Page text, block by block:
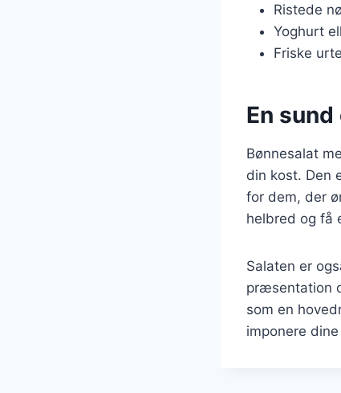
Ristede
Yoghurt
Friske
En
Bønnesalat
din kost. Den
for dem, der
helbred og få
Salaten er
præsentation
som en
imponere